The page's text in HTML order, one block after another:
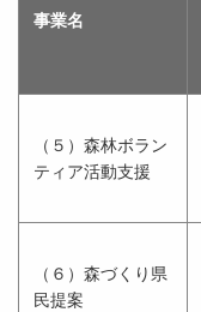
事業名
（５）森林ボラン
ティア活動支援
（６）森づくり県
民提案